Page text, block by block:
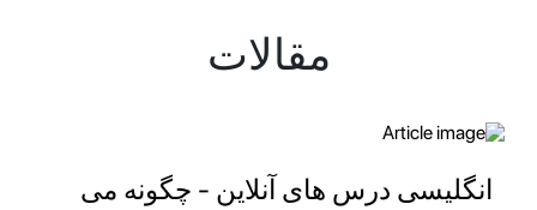
مقالات
انگلیسی درس های آنلاین - چگونه می